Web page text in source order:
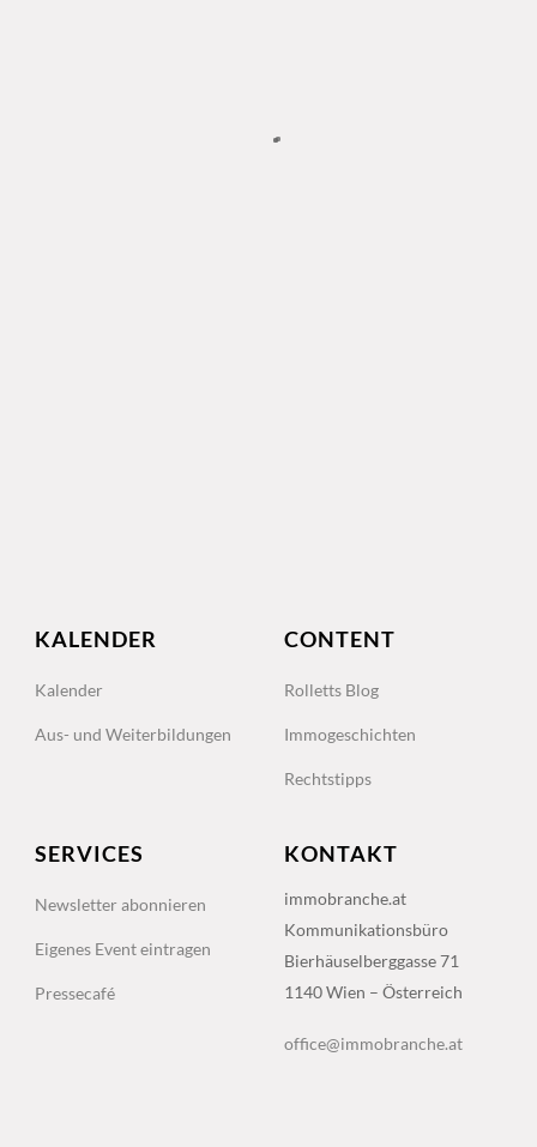
KALENDER
Kalender
Aus- und Weiterbildungen
CONTENT
Rolletts Blog
Immogeschichten
Rechtstipps
SERVICES
Newsletter abonnieren
Eigenes Event eintragen
Pressecafé
KONTAKT
immobranche.at
Kommunikationsbüro
Bierhäuselberggasse 71
1140 Wien – Österreich
office@immobranche.at